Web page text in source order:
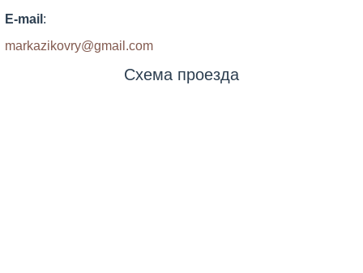
E-mail :
markazikovry@gmail.com
Схема проезда